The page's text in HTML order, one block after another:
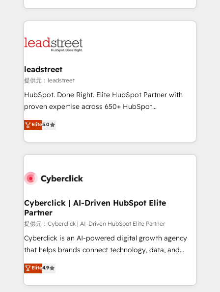
we blend strategy, creativity, and technology to help
custom HubSpot CRM solutions. Our experts design,
implement, and optimize systems to enhance user
marketing, and service teams. From setup to
management, and speed up deal closures. With 500+
projects completed, our Agile approach ensures your
HubSpot CRM drives measurable results. Our
RevOps services align your sales, marketing, and
optimize the revenue lifecycle—lead generation to
retention—by refining processes and eliminating
maximize profitability and adapt to your goals.
leadstreet
提供元：leadstreet
HubSpot. Done Right. Elite HubSpot Partner with
proven expertise across 650+ HubSpot
implementations. With 12+ years of HubSpot
experience, we help you use the HubSpot platform
to its fullest capacity, improve your current HubSpot
website, or build your new one.
Elite5.0
Cyberclick | AI-Driven HubSpot Elite
Partner
提供元：Cyberclick | AI-Driven HubSpot Elite Partner
Cyberclick is an AI-powered digital growth agency
that helps brands connect technology, data, and
creativity to achieve measurable results. Founded in
Barcelona and operating across Spain, LATAM, and
the UK, we support global companies in building
Elite4.9